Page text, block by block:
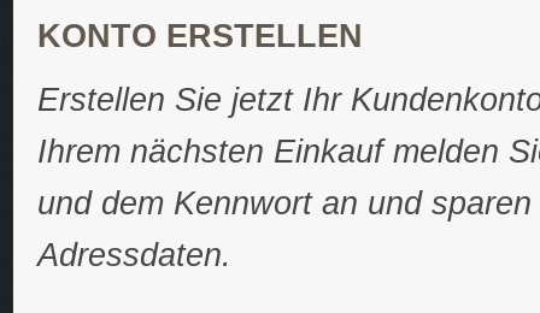
KONTO ERSTELLEN
Erstellen Sie jetzt Ihr
Ihrem nächsten Einkauf melden
und dem Kennwort an und
Adressdaten.